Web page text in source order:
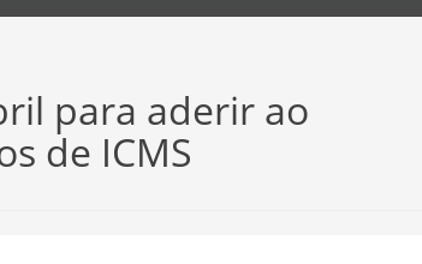
para aderir ao
de ICMS